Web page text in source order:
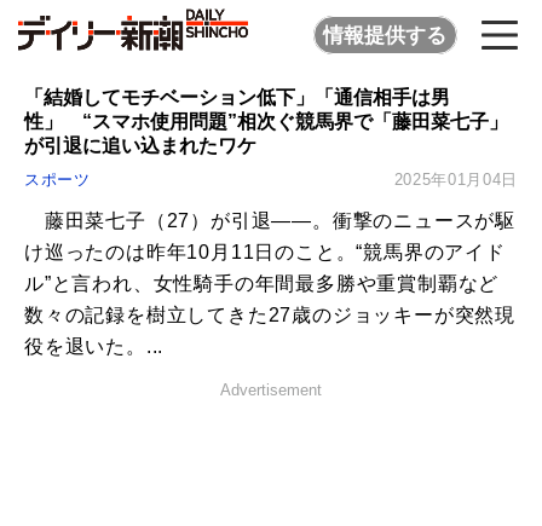
情報提供する
「結婚してモチベーション低下」「通信相手は男
性」 “スマホ使用問題”相次ぐ競馬界で「藤田菜七子」
が引退に追い込まれたワケ
スポーツ 2025年01月04日
藤田菜七子（27）が引退――。衝撃のニュースが駆
け巡ったのは昨年10月11日のこと。“競馬界のアイド
ル”と言われ、女性騎手の年間最多勝や重賞制覇など
数々の記録を樹立してきた27歳のジョッキーが突然現
役を退いた。...
Advertisement